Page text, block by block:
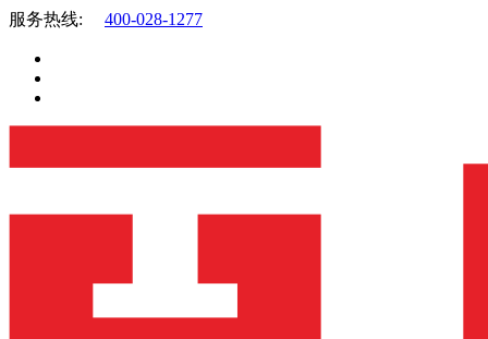
服务热线: 400-028-1277